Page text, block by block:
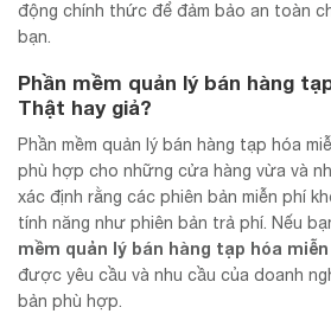
động chính thức để đảm bảo an toàn
bạn.
Phần mềm quản lý bán hàng
Thật hay giả?
Phần mềm quản lý bán hàng tạp hóa
phù hợp cho những cửa hàng vừa và
xác định rằng các phiên bản miễn phí
tính năng như phiên bản trả phí. Nếu
mềm quản lý bán hàng tạp hóa
được yêu cầu và nhu cầu của doanh
bản phù hợp.